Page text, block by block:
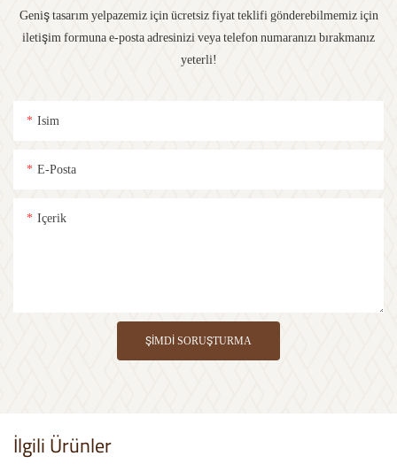
Geniş tasarım yelpazemiz için ücretsiz fiyat teklifi gönderebilmemiz için
iletişim formuna e-posta adresinizi veya telefon numaranızı bırakmanız
yeterli!
Isim
E-Posta
Içerik
ŞIMDI SORUŞTURMA
İlgili Ürünler